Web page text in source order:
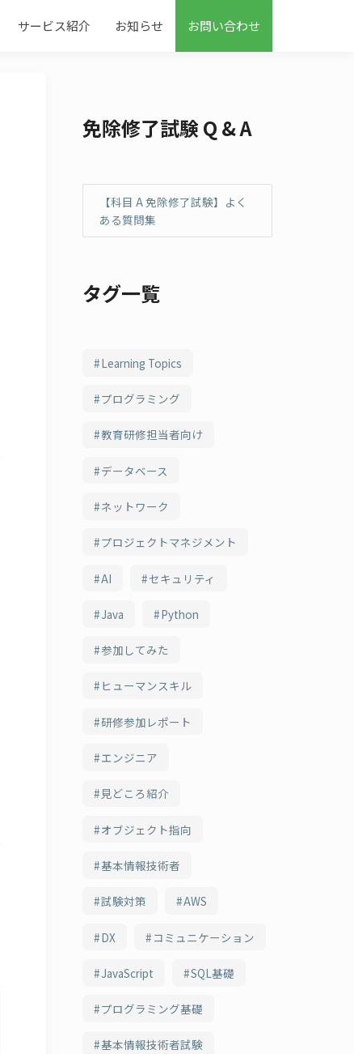
サービス紹介 お知らせ お問い合わせ
免除修了試験 Q & A
【科目 A 免除修了試験】よく
ある質問集
タグ一覧
Learning Topics
プログラミング
教育研修担当者向け
データベース
ネットワーク
プロジェクトマネジメント
AI セキュリティ
Java Python
参加してみた
ヒューマンスキル
研修参加レポート
エンジニア
見どころ紹介
オブジェクト指向
基本情報技術者
試験対策 AWS
DX コミュニケーション
JavaScript SQL基礎
プログラミング基礎
基本情報技術者試験